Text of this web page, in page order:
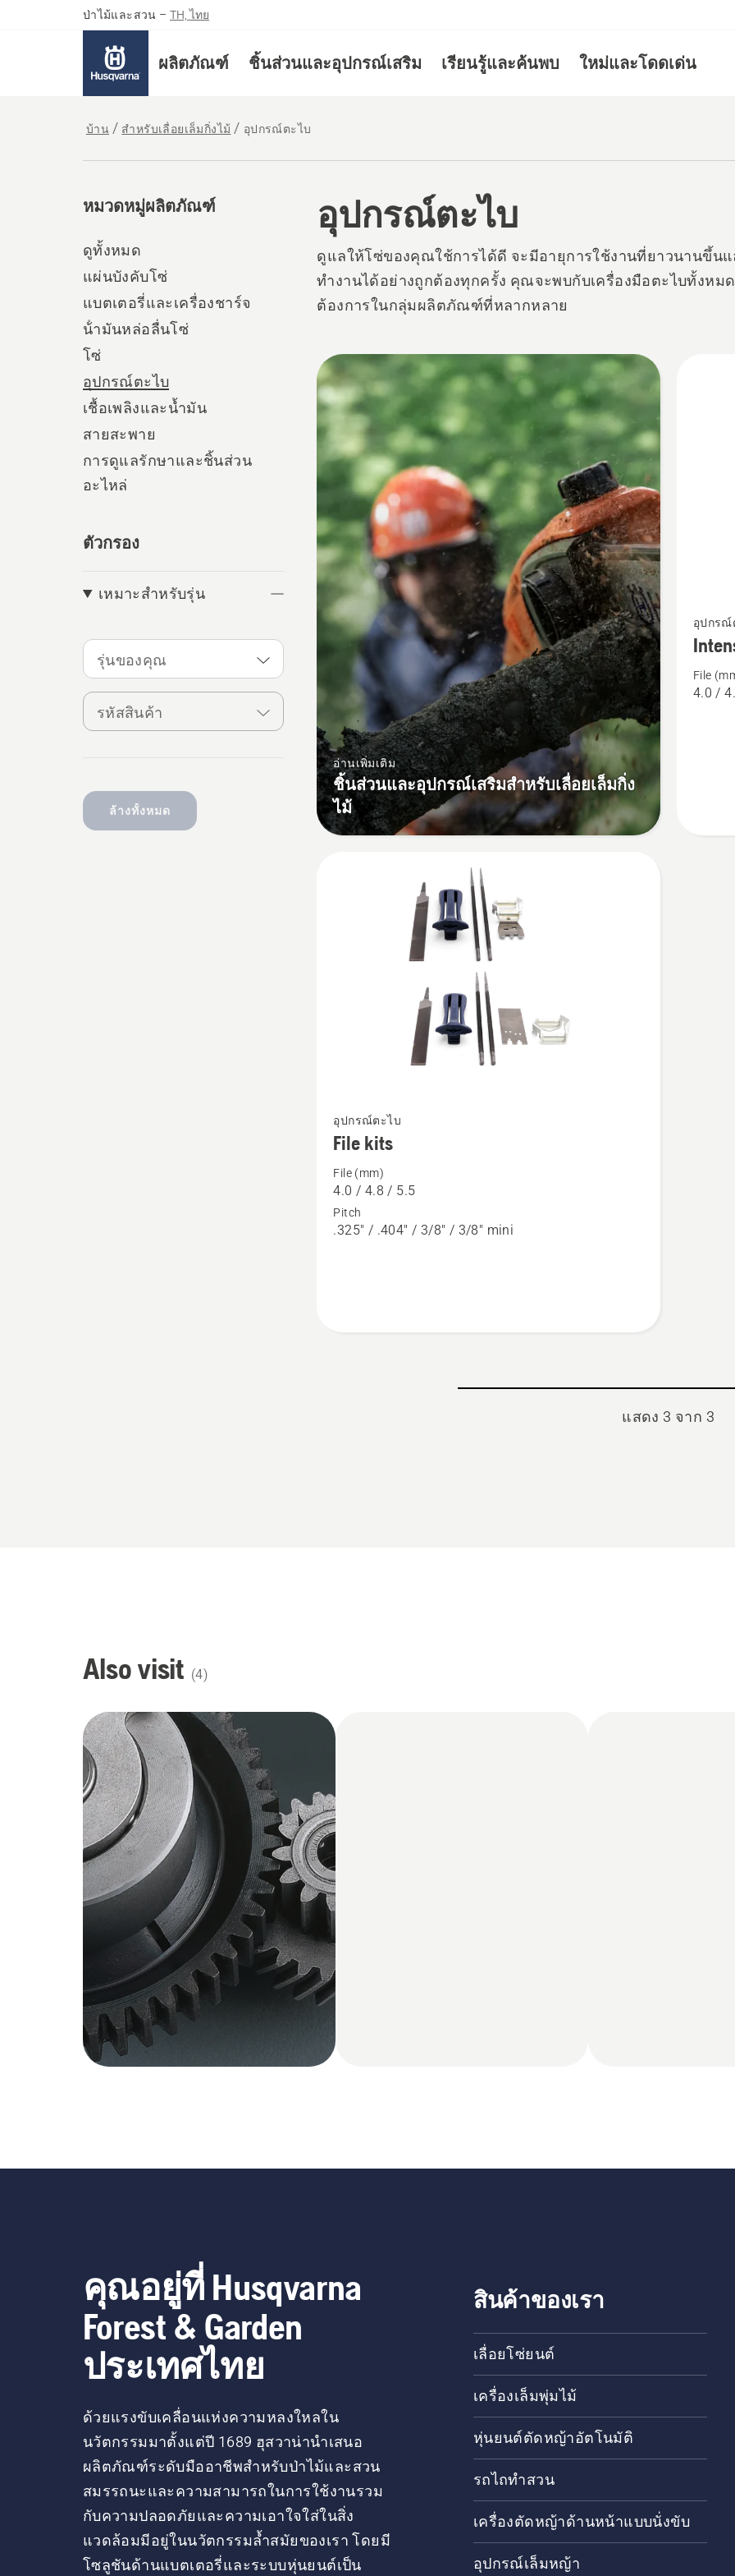
ป่าไม้และสวน – TH, ไทย
ผลิตภัณฑ์ ชิ้นส่วนและอุปกรณ์เสริม เรียนรู้และค้นพบ ใหม่และโดดเด่น
บ้าน สำหรับเลื่อยเล็มกิ่งไม้ อุปกรณ์ตะไบ
อุปกรณ์ตะไบ
หมวดหมู่ผลิตภัณฑ์
ดูทั้งหมด
แผ่นบังคับโซ่
แบตเตอรี่และเครื่องชาร์จ
น้ํามันหล่อลื่นโซ่
โซ่
อุปกรณ์ตะไบ
เชื้อเพลิงและน้ำมัน
สายสะพาย
การดูแลรักษาและชิ้นส่วน
อะไหล่
ตัวกรอง
เหมาะสำหรับรุ่น
รุ่นของคุณ
รหัสสินค้า
ล้างทั้งหมด
ดูแลให้โซ่ของคุณใช้การได้ดี จะมีอายุการใช้งานที่ยาวนานขึ้น
ทำงานได้อย่างถูกต้องทุกครั้ง คุณจะพบกับเครื่องมือตะไบทั้งห
ต้องการในกลุ่มผลิตภัณฑ์ที่หลากหลาย
All
products
อ่านเพิ่มเติม
ชิ้นส่วนและอุปกรณ์เสริมสำหรับเลื่อยเล็มกิ่ง
ไม้
ราย
ละเอียด
เพิ่ม
อุปกรณ์
File
4.0 /
ราย
ละเอียด
เพิ่ม
เกี่ยว
อุปกรณ์ตะไบ
File kits
File (mm)
4.0 / 4.8 / 5.5
Pitch
.325" / .404" / 3/8" / 3/8" mini
แสดง 3 จาก 3
Also visit (4)
คุณอยู่ที่ Husqvarna
Forest & Garden
ประเทศไทย
ด้วยแรงขับเคลื่อนแห่งความหลงใหลใน
นวัตกรรมมาตั้งแต่ปี 1689 ฮุสวาน่านำเสนอ
ผลิตภัณฑ์ระดับมืออาชีพสำหรับป่าไม้และสวน
สมรรถนะและความสามารถในการใช้งานรวม
กับความปลอดภัยและความเอาใจใส่ในสิ่ง
แวดล้อมมีอยู่ในนวัตกรรมล้ำสมัยของเรา โดยมี
โซลูชันด้านแบตเตอรี่และระบบหุ่นยนต์เป็น
สินค้าของเรา
เลื่อยโซ่ยนต์
เครื่องเล็มพุ่มไม้
หุ่นยนต์ตัดหญ้าอัตโนมัติ
รถไถทำสวน
เครื่องตัดหญ้าด้านหน้าแบบนั่งขับ
อุปกรณ์เล็มหญ้า